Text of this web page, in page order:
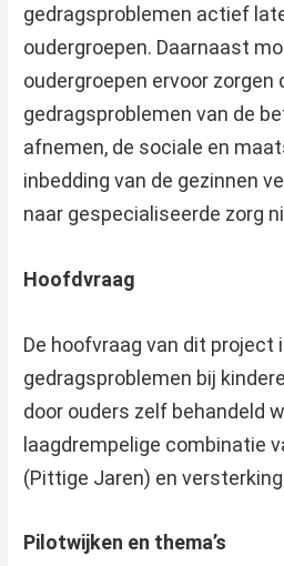
gedragsproblemen actief
oudergroepen. Daarnaast
oudergroepen ervoor zorgen
gedragsproblemen van de
afnemen, de sociale en
inbedding van de gezinnen
naar gespecialiseerde zorg
Hoofdvraag
De hoofvraag van dit project
gedragsproblemen bij
door ouders zelf behandeld
laagdrempelige combinatie
(Pittige Jaren) en
Pilotwijken en thema’s